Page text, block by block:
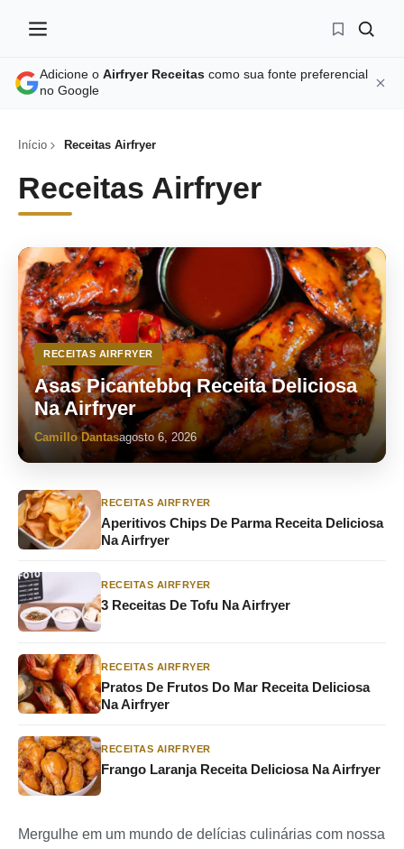
Adicione o Airfryer Receitas como sua fonte preferencial
no Google
Início Receitas Airfryer
Receitas Airfryer
RECEITAS AIRFRYER
Asas Picantebbq Receita Deliciosa
Na Airfryer
Camillo Dantasagosto 6, 2026
RECEITAS AIRFRYER
Aperitivos Chips De Parma Receita Deliciosa
Na Airfryer
RECEITAS AIRFRYER
3 Receitas De Tofu Na Airfryer
RECEITAS AIRFRYER
Pratos De Frutos Do Mar Receita Deliciosa
Na Airfryer
RECEITAS AIRFRYER
Frango Laranja Receita Deliciosa Na Airfryer
Mergulhe em um mundo de delícias culinárias com nossa